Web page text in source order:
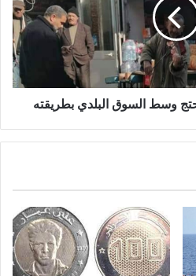
وسط السوق البلدي بطريقته